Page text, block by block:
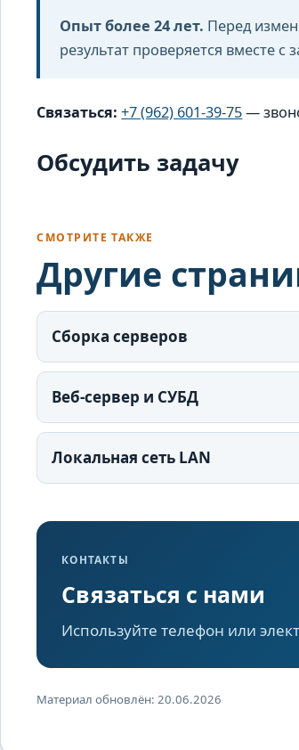
Опыт более 24 лет. Перед
результат проверяется вместе с
Связаться: +7 (962) 601-39-75—
Обсудить задачу
СМОТРИТЕ ТАКЖЕ
Другие
Сборка серверов
Веб-сервер и СУБД
Локальная сеть LAN
КОНТАКТЫ
Связаться с нами
Используйте телефон или
Материал обновлён: 20.06.2026